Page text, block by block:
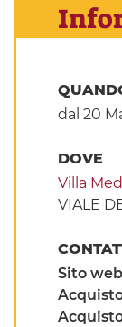
dal 20
DOVE
Villa
VIALE
Sito